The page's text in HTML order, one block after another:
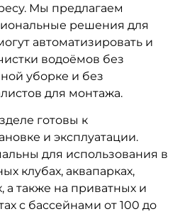
Мы предлагаем
решения для
автоматизировать и
водоёмов без
уборке и без
для монтажа.
готовы к
и эксплуатации.
для использования в
клубах, аквапарках,
а также на приватных и
с бассейнами от 100 до